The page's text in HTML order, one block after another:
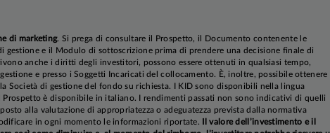
dalla scadenza dei sussidi a fine anno
con l'inizio della stagione di iscrizione aperta ai piani
centrale resta invariato, in assenza di elementi
di marketing. Si prega di consultare il Prospetto, il Documento contenente le
gestione e il Modulo di sottoscrizione prima di prendere una decisione finale di
anche i diritti degli investitori, possono essere ottenuti in qualsiasi tempo,
e presso i Soggetti Incaricati del collocamento. È, inoltre, possibile ottenere
Società di gestione del fondo su richiesta. I KID sono disponibili nella lingua
è disponibile in italiano. I rendimenti passati non sono indicativi di quelli
alla valutazione di appropriatezza o adeguatezza prevista dalla normativa
in ogni momento le informazioni riportate.
Il valore dell’investimento e il